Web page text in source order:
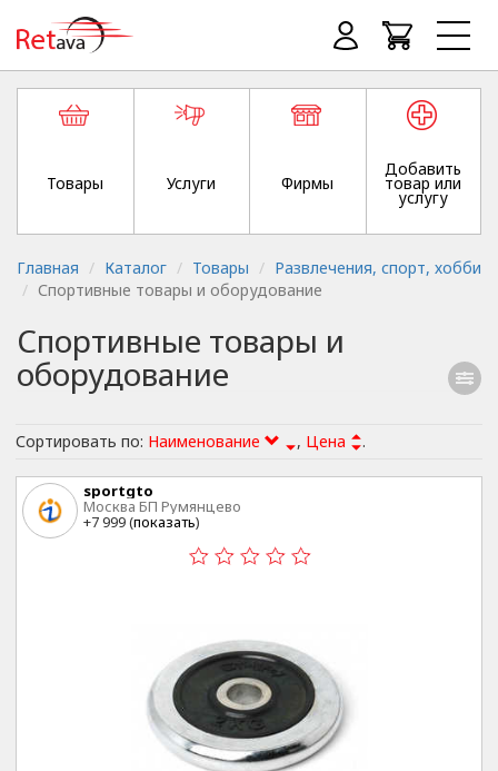
Товары Услуги Фирмы
Добавить
товар или
услугу
Главная Каталог Товары
Развлечения, спорт, хобби
Спортивные товары и оборудование
Спортивные товары и
оборудование
Сортировать по: Наименование , Цена .
sportgto
Москва БП Румянцево
+7 999 (показать)